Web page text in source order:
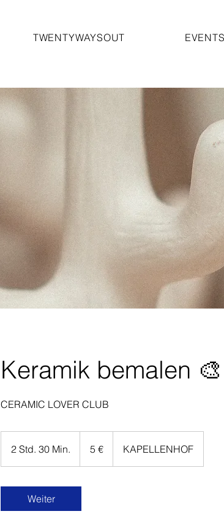
TWENTYWAYSOUT EVENTS
Keramik bemalen
CERAMIC LOVER CLUB
2 Std. 30 Min.
S
.
5 € KAPELLENHOF
Weiter